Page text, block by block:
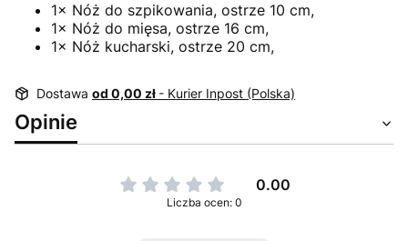
1× Nóż do szpikowania, ostrze 10 cm,
1× Nóż do mięsa, ostrze 16 cm,
1× Nóż kucharski, ostrze 20 cm,
Dostawa od 0,00 zł - Kurier Inpost (Polska)
Opinie
0.00
Liczba ocen: 0